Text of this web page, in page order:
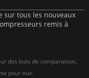
sur tous les nouveaux
remis à
des buts de comparaison,
pour eux.